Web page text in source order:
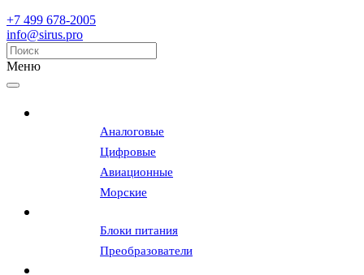
+7 499 678-2005
info@sirus.pro
Меню
Аналоговые
Цифровые
Авиационные
Морские
Блоки питания
Преобразователи